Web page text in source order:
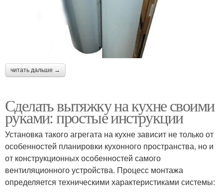
читать дальше →
Сделать вытяжку на кухне своими
руками: простые инструкции
Установка такого агрегата на кухне зависит не только от
особенностей планировки кухонного пространства, но и
от конструкционных особенностей самого
вентиляционного устройства. Процесс монтажа
определяется техническими характеристиками системы: